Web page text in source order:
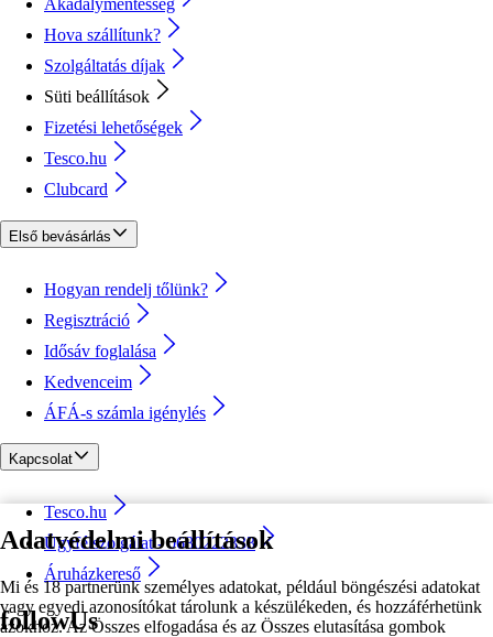
Adatvédelmi beállítások
Mi és 18 partnerünk személyes adatokat, például böngészési adatokat
vagy egyedi azonosítókat tárolunk a készülékeden, és hozzáférhetünk
azokhoz. Az Összes elfogadása és az Összes elutasítása gombok
Akadálymentesség
Hova szállítunk?
Szolgáltatás díjak
Süti beállítások
Fizetési lehetőségek
Tesco.hu
Clubcard
Első bevásárlás
Hogyan rendelj tőlünk?
Regisztráció
Idősáv foglalása
Kedvenceim
ÁFÁ-s számla igénylés
Kapcsolat
Tesco.hu
Ügyfélszolgálat - 0680222333
Áruházkereső
followUs